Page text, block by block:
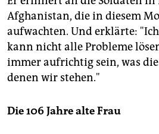
Afghanistan, die in diesem
aufwachten. Und erklärte:
kann nicht alle Probleme
immer aufrichtig sein, was
denen wir stehen."
Die 106 Jahre alte Frau